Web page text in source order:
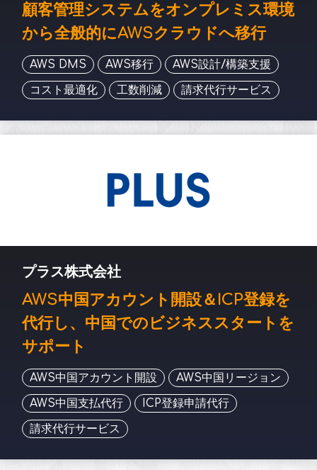
顧客管理システムをオンプレミス環境
から全般的にAWSクラウドへ移行
AWS DMS AWS移行
AWS設計/構築支援
コスト最適化
工数削減 請求代行サービス
プラス株式会社
AWS中国アカウント開設＆ICP登録を
代行し、中国でのビジネススタートを
サポート
AWS中国アカウント開設
AWS中国リージョン
AWS中国支払代行
ICP登録申請代行
請求代行サービス